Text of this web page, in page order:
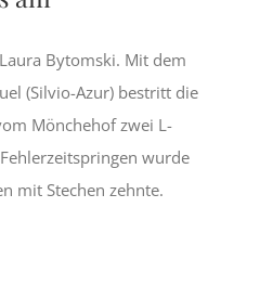
Bytomski. Mit dem
(Silvio-Azur) bestritt die
Mönchehof zwei L-
wurde
mit Stechen zehnte.